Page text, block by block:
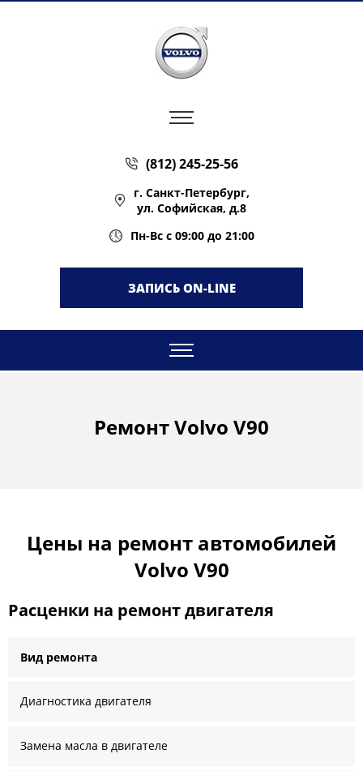
(812) 245-25-56
г. Санкт-Петербург,
ул. Софийская, д.8
Пн-Вс с 09:00 до 21:00
ЗАПИСЬ ON-LINE
Ремонт Volvo V90
Цены на ремонт автомобилей
Volvo V90
Расценки на ремонт двигателя
Вид ремонта
Диагностика двигателя
Замена масла в двигателе